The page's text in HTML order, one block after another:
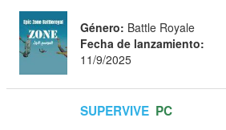
Género: Battle Royale
Fecha de lanzamiento:
11/9/2025
SUPERVIVE PC